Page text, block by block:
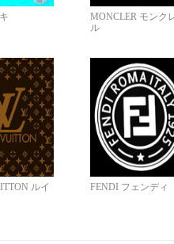
MONCLER モンク
ル
ルイ
FENDI フェンディ